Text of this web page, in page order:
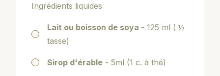
Ingrédients liquides
Lait ou boisson de soya - 125 ml ( ½
tasse)
Sirop d'érable - 5ml (1 c. à thé)